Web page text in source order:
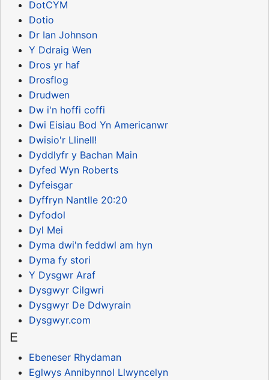
DotCYM
Dotio
Dr Ian Johnson
Y Ddraig Wen
Dros yr haf
Drosflog
Drudwen
Dw i'n hoffi coffi
Dwi Eisiau Bod Yn Americanwr
Dwisio'r Llinell!
Dyddlyfr y Bachan Main
Dyfed Wyn Roberts
Dyfeisgar
Dyffryn Nantlle 20:20
Dyfodol
Dyl Mei
Dyma dwi'n feddwl am hyn
Dyma fy stori
Y Dysgwr Araf
Dysgwyr Cilgwri
Dysgwyr De Ddwyrain
Dysgwyr.com
E
Ebeneser Rhydaman
Eglwys Annibynnol Llwyncelyn